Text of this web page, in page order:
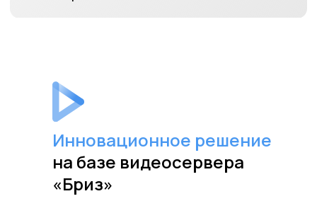
Инновационное решение
на базе видеосервера
«Бриз»